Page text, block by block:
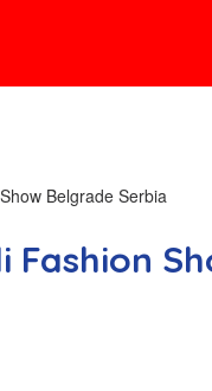
Belgrade Serbia